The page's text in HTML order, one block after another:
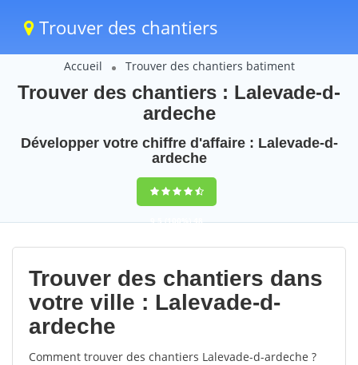
Trouver des chantiers
Accueil Trouver des chantiers batiment
Trouver des chantiers : Lalevade-d-
ardeche
Développer votre chiffre d'affaire : Lalevade-d-
ardeche
9,5(100%)48
votes
Trouver des chantiers dans
votre ville : Lalevade-d-
ardeche
Comment trouver des chantiers Lalevade-d-ardeche ?